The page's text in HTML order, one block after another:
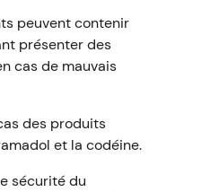
peuvent contenir
présenter des
cas de mauvais
des produits
et la codéine.
sécurité du